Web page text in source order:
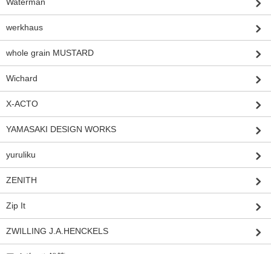
werkhaus
whole grain MUSTARD
Wichard
X-ACTO
YAMASAKI DESIGN WORKS
yuruliku
ZENITH
Zip It
ZWILLING J.A.HENCKELS